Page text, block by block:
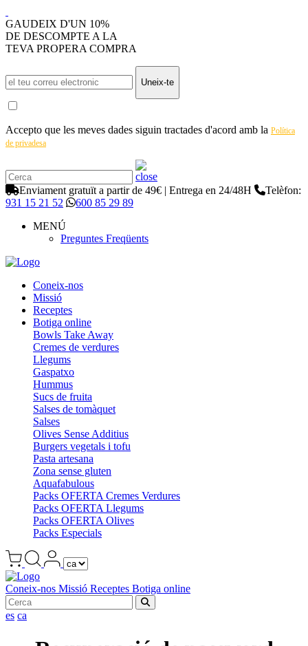
GAUDEIX D'UN 10%
DE DESCOMPTE A LA
TEVA PROPERA COMPRA
Uneix-te
Accepto que les meves dades siguin tractades d'acord amb la Política
de privadesa
Enviament gratuït a partir de 49€ | Entrega en 24/48H
Telèfon:
931 15 21 52
600 85 29 89
MENÚ
Preguntes Freqüents
Coneix-nos
Missió
Receptes
Botiga online
Bowls Take Away
Cremes de verdures
Llegums
Gaspatxo
Hummus
Sucs de fruita
Salses de tomàquet
Salses
Olives Sense Additius
Burgers vegetals i tofu
Pasta artesana
Zona sense gluten
Aquafabulous
Packs OFERTA Cremes Verdures
Packs OFERTA Llegums
Packs OFERTA Olives
Packs Especials
Coneix-nos Missió Receptes Botiga online
es ca